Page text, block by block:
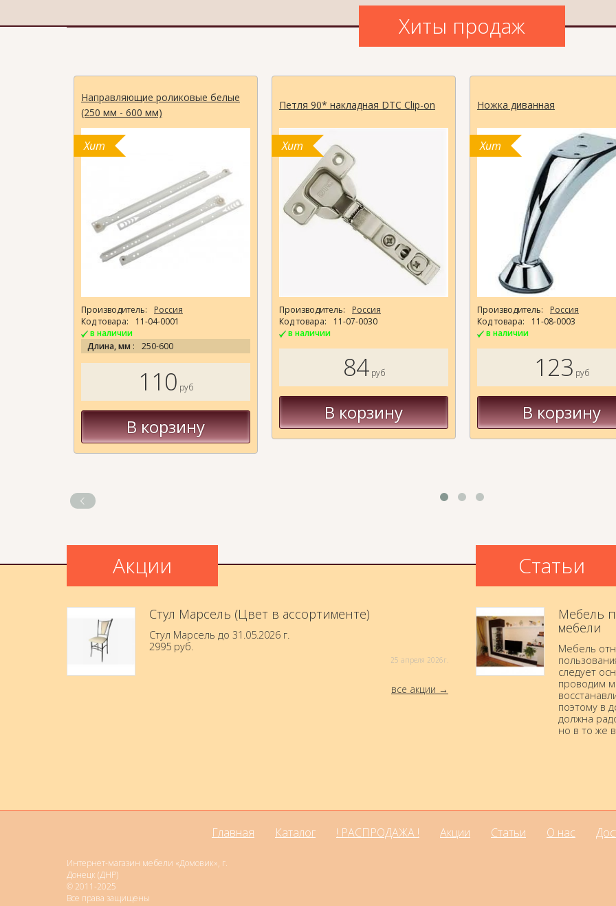
Хиты продаж
Направляющие роликовые белые
(250 мм - 600 мм)
Хит
Производитель:
Россия
Код товара:
11-04-0001
в наличии
Длина, мм : 250-600
110 руб
В корзину
Петля 90* накладная DTC Clip-on
Хит
Производитель:
Россия
Код товара:
11-07-0030
в наличии
84руб
В корзину
Ножка диванная
Хит
Производитель:
Россия
Код товара:
11-08-0003
в наличии
123 руб
В корзину
Акции
Стул Марсель (Цвет в ассортименте)
Стул Марсель до 31.05.2026 г.
2995 руб.
25 aпреля 2026г.
все акции
Статьи
Мебель
мебели
Мебель
следует
проводим
поэтому в
должна
но в то же
Главная Каталог ! РАСПРОДАЖА ! Акции Статьи О нас
Интернет-магазин мебели «Домовик», г.
Донецк (ДНР)
© 2011-2025
Все права защищены